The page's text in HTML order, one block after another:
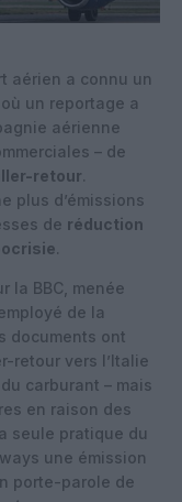
aérien a connu un
un reportage a
aérienne
– de
retour.
plus d’émissions
de réduction
.
la BBC, menée
de la
documents ont
retour vers l’Italie
carburant – mais
en raison des
seule pratique du
une émission
porte-parole de